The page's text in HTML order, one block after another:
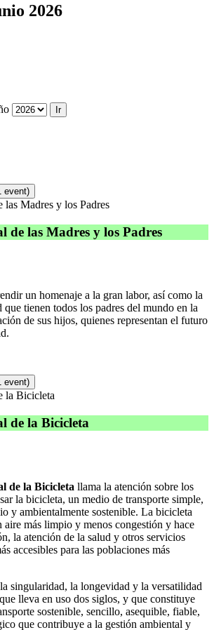
2026
event)
Madres y los Padres
de las Madres y los Padres
un homenaje a la gran labor, así como la
que tienen todos los padres del mundo en la
de sus hijos, quienes representan el futuro
event)
la Bicicleta
de la Bicicleta
de la Bicicleta llama la atención sobre los
la bicicleta, un medio de transporte simple,
y ambientalmente sostenible. La bicicleta
aire más limpio y menos congestión y hace
la atención de la salud y otros servicios
accesibles para las poblaciones más
singularidad, la longevidad y la versatilidad
lleva en uso dos siglos, y que constituye
sostenible, sencillo, asequible, fiable,
que contribuye a la gestión ambiental y